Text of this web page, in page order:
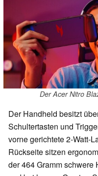
Der Acer Nitro
Der Handheld besitzt
Schultertasten und
vorne gerichtete 2-Watt-
Rückseite sitzen
der 464 Gramm schwere